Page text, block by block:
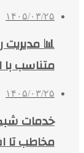
۱۴۰۵/۰۳/۲۵
📊
متناسب
۱۴۰۵/۰۳/۲۵
مخاطب تا